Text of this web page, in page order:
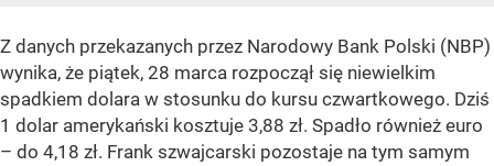
Z danych przekazanych przez Narodowy Bank Polski (NBP)
wynika, że piątek, 28 marca rozpoczął się niewielkim
spadkiem dolara w stosunku do kursu czwartkowego. Dziś
1 dolar amerykański kosztuje 3,88 zł. Spadło również euro
– do 4,18 zł. Frank szwajcarski pozostaje na tym samym